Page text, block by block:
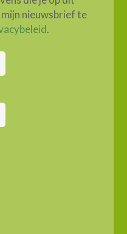
nieuwsbrief te
.